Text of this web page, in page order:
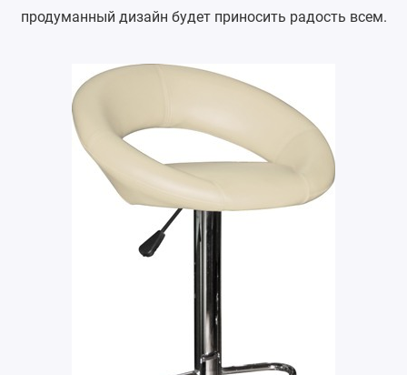
продуманный дизайн будет приносить радость всем.